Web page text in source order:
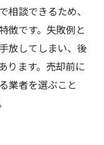
相談できるため、
徴です。失敗例と
放してしまい、後
ります。売却前に
業者を選ぶこと